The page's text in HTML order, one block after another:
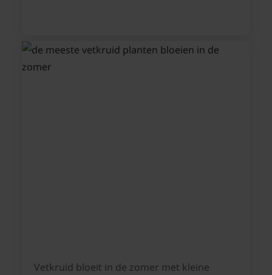
Vetkruid bloeit in de zomer met kleine